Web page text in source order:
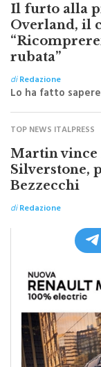
Il furto alla
Overland, il
rubata”
diRedazione
Lo ha fatto
TOP NEWS ITALPRESS
Martin vince
Silverstone,
Bezzecchi
diRedazione